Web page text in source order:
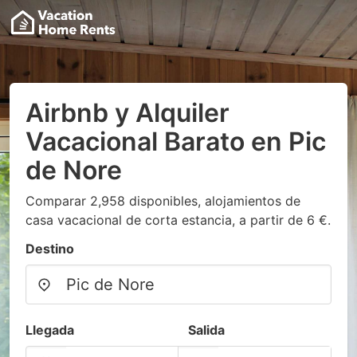
Airbnb y Alquiler
Vacacional Barato en Pic
de Nore
Comparar 2,958 disponibles, alojamientos de
casa vacacional de corta estancia, a partir de 6 €.
Destino
Llegada Salida